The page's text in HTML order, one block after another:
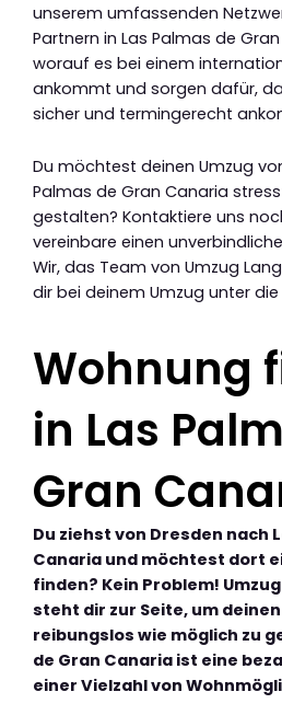
unserem umfassenden
Partnern in Las Palmas de
worauf es bei einem
ankommt und sorgen dafür,
sicher und termingerecht
Du möchtest deinen Umzug
Palmas de Gran Canaria
gestalten? Kontaktiere uns
vereinbare einen
Wir, das Team von Umzug
dir bei deinem Umzug unter
Wohnung
in Las
Gran
Du ziehst von Dresden nach
Canaria und möchtest dort
finden? Kein Problem!
steht dir zur Seite, um
reibungslos wie möglich zu
de Gran Canaria ist eine
einer Vielzahl von